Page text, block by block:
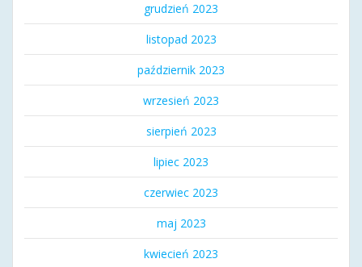
grudzień 2023
listopad 2023
październik 2023
wrzesień 2023
sierpień 2023
lipiec 2023
czerwiec 2023
maj 2023
kwiecień 2023